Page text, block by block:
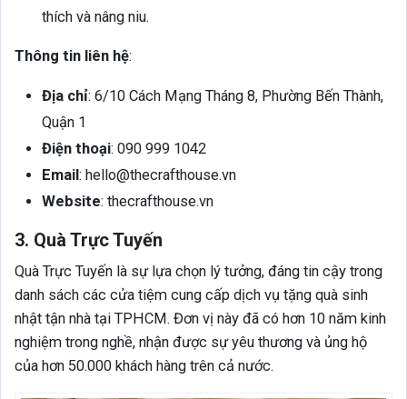
thích và nâng niu.
Thông tin liên hệ:
Địa chỉ: 6/10 Cách Mạng Tháng 8, Phường Bến Thành,
Quận 1
Điện thoại: 090 999 1042
Email: hello@thecrafthouse.vn
Website: thecrafthouse.vn
3. Quà Trực Tuyến
Quà Trực Tuyến là sự lựa chọn lý tưởng, đáng tin cậy trong
danh sách các cửa tiệm cung cấp dịch vụ tặng quà sinh
nhật tận nhà tại TPHCM. Đơn vị này đã có hơn 10 năm kinh
nghiệm trong nghề, nhận được sự yêu thương và ủng hộ
của hơn 50.000 khách hàng trên cả nước.